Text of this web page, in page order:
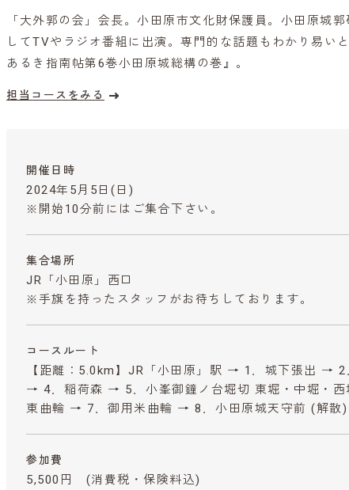
「大外郭の会」会長。小田原市文化財保護員。小田原城
してTVやラジオ番組に出演。専門的な話題もわかり易い
あるき指南帖第6巻小田原城総構の巻』。
担当コースをみる
開催日時
2024年5月5日(日)
※開始10分前にはご集合下さい。
集合場所
JR「小田原」西口
※手旗を持ったスタッフがお待ちしております。
コースルート
【距離：5.0km】JR「小田原」駅 → 1．城下張出 →
→ 4．稲荷森 → 5．小峯御鐘ノ台堀切 東堀・中堀・西
東曲輪 → 7．御用米曲輪 → 8．小田原城天守前 (解散)
参加費
5,500円 (消費税・保険料込)